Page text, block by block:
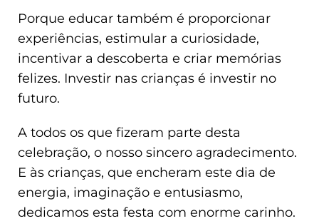
Porque educar também é proporcionar
experiências, estimular a curiosidade,
incentivar a descoberta e criar memórias
felizes. Investir nas crianças é investir no
futuro.
A todos os que fizeram parte desta
celebração, o nosso sincero agradecimento.
E às crianças, que encheram este dia de
energia, imaginação e entusiasmo,
dedicamos esta festa com enorme carinho.